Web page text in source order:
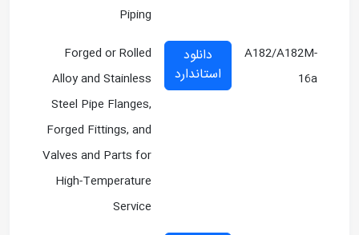
Piping
A182/A182M-
16a
دانلود
استاندارد
Forged or Rolled
Alloy and Stainless
Steel Pipe Flanges,
Forged Fittings, and
Valves and Parts for
High-Temperature
Service